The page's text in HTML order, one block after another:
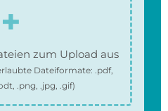
zum Upload aus
Dateiformate: .pdf,
.png, .jpg, .gif)